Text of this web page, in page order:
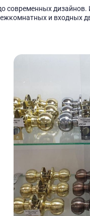
современных
и входных